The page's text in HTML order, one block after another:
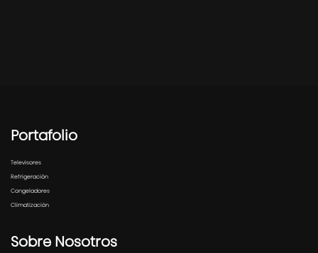
Portafolio
Televisores
Refrigeración
Congeladores
Climatización
Sobre Nosotros